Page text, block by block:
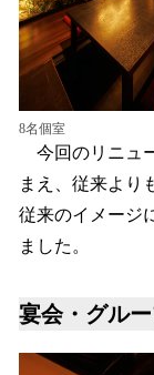
8名個室
今回のリニュ
まえ、従来より
従来のイメージ
ました。
宴会・グル